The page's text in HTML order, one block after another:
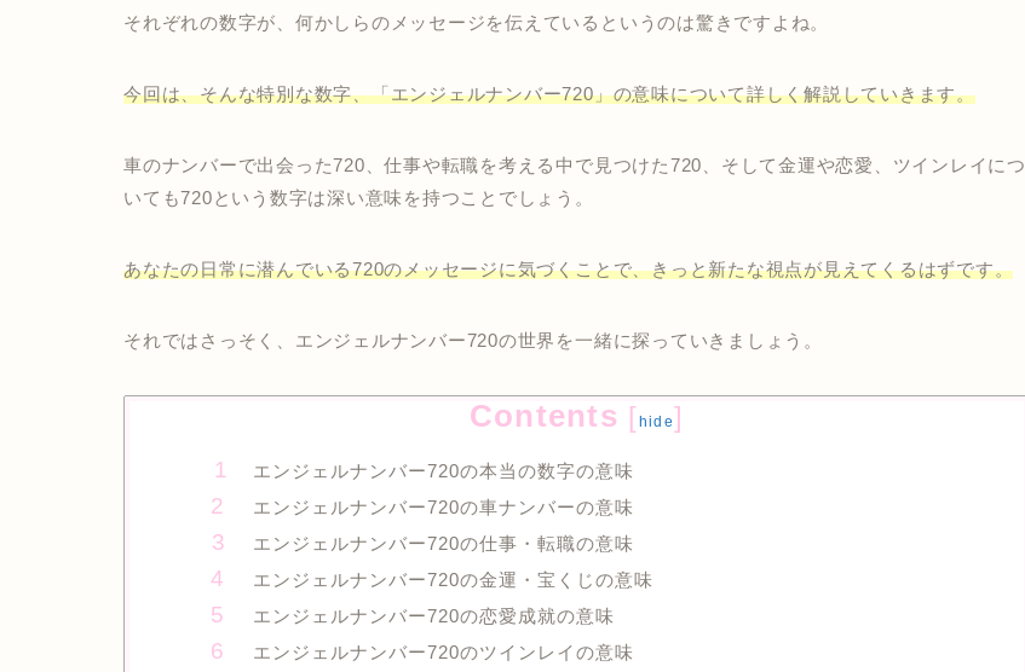
それぞれの数字が、何かしらのメッセージを伝えているというのは驚きですよね。
今回は、そんな特別な数字、「エンジェルナンバー720」の意味について詳しく解説していきます。
車のナンバーで出会った720、仕事や転職を考える中で見つけた720、そして金運や恋愛、ツインレイにつ
いても720という数字は深い意味を持つことでしょう。
あなたの日常に潜んでいる720のメッセージに気づくことで、きっと新たな視点が見えてくるはずです。
それではさっそく、エンジェルナンバー720の世界を一緒に探っていきましょう。
Contents [hide]
エンジェルナンバー720の本当の数字の意味
エンジェルナンバー720の車ナンバーの意味
エンジェルナンバー720の仕事・転職の意味
エンジェルナンバー720の金運・宝くじの意味
エンジェルナンバー720の恋愛成就の意味
エンジェルナンバー720のツインレイの意味